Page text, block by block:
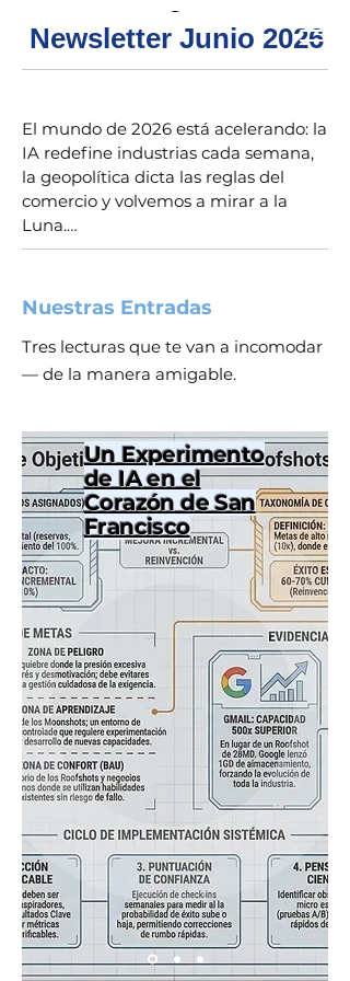
Newsletter Junio 2026
El mundo de 2026 está acelerando: la
IA redefine industrias cada semana,
la geopolítica dicta las reglas del
comercio y volvemos a mirar a la
Luna.
aquí hay una verdad incómoda: la
inercia puede darte un buen mes,
pero nunca te dará un buen año.
empresa es simple: ¿Tú estás
acelerando o solo estás
reaccionando?
Es hora de hacer un corte de caja
crudo. Celebremos lo que funcionó
en el Q1, pero ataquemos de frente
las brechas que quedaron abiertas.
Para dominar el 2T, debemos dejar
de lado el pensamiento mágico.
Hazte estas dos preguntas hoy
mismo:
¿Llegaste a tus metas por un diseño
deliberado o porque el mercado
empujó?
¿Tienes un plan operativo para el Q2
o solo buenas intenciones?
La motivación se agota; los sistemas
permanecen.
Nuestras Entradas
Tres lecturas que te van a incomodar
— de la manera amigable.
Un Experimento
de IA en el
Corazón de San
Francisco